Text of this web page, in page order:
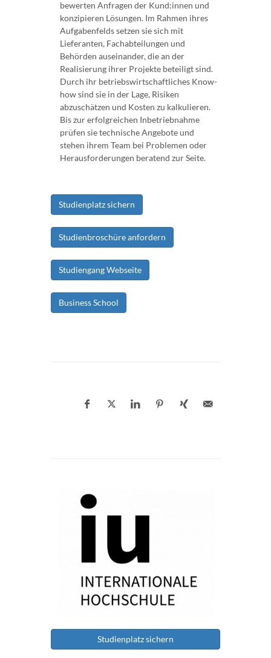
bewerten Anfragen der Kund:innen und
konzipieren Lösungen. Im Rahmen ihres
Aufgabenfelds setzen sie sich mit
Lieferanten, Fachabteilungen und
Behörden auseinander, die an der
Realisierung ihrer Projekte beteiligt sind.
Durch ihr betriebswirtschaftliches Know-
how sind sie in der Lage, Risiken
abzuschätzen und Kosten zu kalkulieren.
Bis zur erfolgreichen Inbetriebnahme
prüfen sie technische Angebote und
stehen ihrem Team bei Problemen oder
Herausforderungen beratend zur Seite.
Studienplatz sichern
Studienbroschüre anfordern
Studiengang Webseite
Business School
Studienplatz sichern